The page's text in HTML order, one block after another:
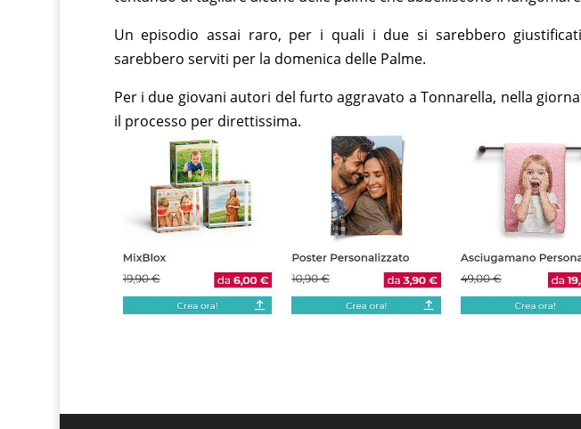
o
k
p k
Un episodio assai raro, per i quali i due si sarebbero
sarebbero serviti per la domenica delle Palme.
Per i due giovani autori del furto aggravato a Tonnarella, nella
il processo per direttissima.